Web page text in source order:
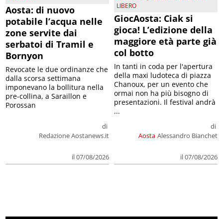
Aosta: di nuovo
potabile l’acqua nelle
zone servite dai
serbatoi di Tramil e
Bornyon
di
Redazione Aostanews.it
il 07/08/2026
Revocate le due ordinanze che
dalla scorsa settimana
imponevano la bollitura nella
pre-collina, a Saraillon e
Porossan
LIBERO
GiocAosta: Ciak si
gioca! L’edizione della
maggiore età parte già
col botto
Aosta
di
Alessandro Bianchet
il 07/08/2026
In tanti in coda per l'apertura
della maxi ludoteca di piazza
Chanoux, per un evento che
ormai non ha più bisogno di
presentazioni. Il festival andrà
...